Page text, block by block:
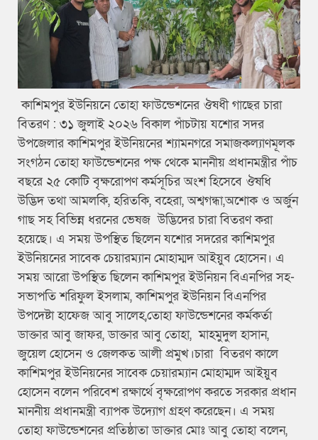
কাশিমপুর ইউনিয়নে তোহা ফাউন্ডেশনের ঔষধী গাছের চারা
বিতরণ : ৩১ জুলাই ২০২৬ বিকাল পাঁচটায় যশোর সদর
উপজেলার কাশিমপুর ইউনিয়নের শ্যামনগরে সমাজকল্যাণমূলক
সংগঠন তোহা ফাউন্ডেশনের পক্ষ থেকে মাননীয় প্রধানমন্ত্রীর পাঁচ
বছরে ২৫ কোটি বৃক্ষরোপণ কর্মসূচির অংশ হিসেবে ঔষধি
উদ্ভিদ তথা আমলকি, হরিতকি, বহেরা, অশ্বগন্ধা,অশোক ও অর্জুন
গাছ সহ বিভিন্ন ধরনের ভেষজ উদ্ভিদের চারা বিতরণ করা
হয়েছে। এ সময় উপস্থিত ছিলেন যশোর সদরের কাশিমপুর
ইউনিয়নের সাবেক চেয়ারম্যান মোহাম্মদ আইয়ুব হোসেন। এ
সময় আরো উপস্থিত ছিলেন কাশিমপুর ইউনিয়ন বিএনপির সহ-
সভাপতি শরিফুল ইসলাম, কাশিমপুর ইউনিয়ন বিএনপির
উপদেষ্টা হাফেজ আবু সালেহ,তোহা ফাউন্ডেশনের কর্মকর্তা
ডাক্তার আবু জাফর, ডাক্তার আবু তোহা, মাহমুদুল হাসান,
জুয়েল হোসেন ও জেলকত আলী প্রমুখ।চারা বিতরণ কালে
কাশিমপুর ইউনিয়নের সাবেক চেয়ারম্যান মোহাম্মদ আইয়ুব
হোসেন বলেন পরিবেশ রক্ষার্থে বৃক্ষরোপণ করতে সরকার প্রধান
মাননীয় প্রধানমন্ত্রী ব্যাপক উদ্যোগ গ্রহণ করেছেন। এ সময়
তোহা ফাউন্ডেশনের প্রতিষ্ঠাতা ডাক্তার মোঃ আবু তোহা বলেন,